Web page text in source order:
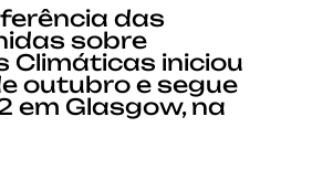
das
sobre
Climáticas iniciou
outubro e segue
em Glasgow, na